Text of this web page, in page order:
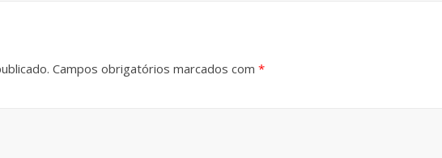
Campos obrigatórios marcados com *